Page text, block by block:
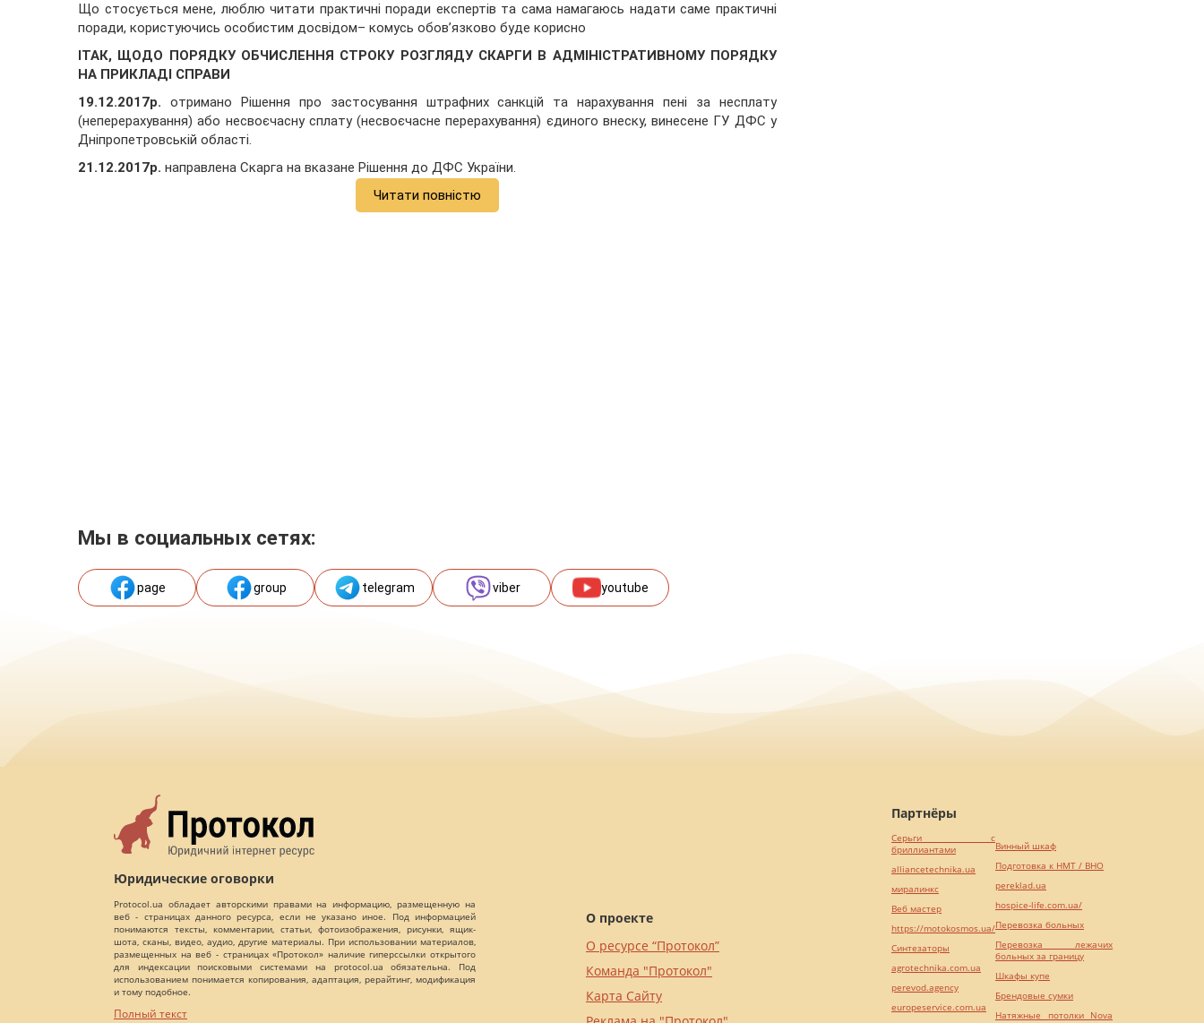
Що стосується мене, люблю читати практичні поради експертів та сама намагаюсь надати саме практичні
поради, користуючись особистим досвідом– комусь обов’язково буде корисно
ІТАК, ЩОДО ПОРЯДКУ ОБЧИСЛЕННЯ СТРОКУ РОЗГЛЯДУ СКАРГИ В АДМІНІСТРАТИВНОМУ ПОРЯДКУ
НА ПРИКЛАДІ СПРАВИ
19.12.2017р. отримано Рішення про застосування штрафних санкцій та нарахування пені за несплату
(неперерахування) або несвоєчасну сплату (несвоєчасне перерахування) єдиного внеску, винесене ГУ ДФС у
Дніпропетровській області.
21.12.2017р. направлена Скарга на вказане Рішення до ДФС України.
Читати повністю
Мы в социальных сетях:
page group telegram viber youtube
Юридические оговорки
Protocol.ua обладает авторскими правами на информацию, размещенную на
веб - страницах данного ресурса, если не указано иное. Под информацией
понимаются тексты, комментарии, статьи, фотоизображения, рисунки, ящик-
шота, сканы, видео, аудио, другие материалы. При использовании материалов,
размещенных на веб - страницах «Протокол» наличие гиперссылки открытого
для индексации поисковыми системами на protocol.ua обязательна. Под
использованием понимается копирования, адаптация, рерайтинг, модификация
и тому подобное.
Полный текст
О проекте
О ресурсе “Протокол”
Команда "Протокол"
Карта Сайту
Партнёры
Серьги с
бриллиантами
alliancetechnika.ua
миралинкс
Веб мастер
https://motokosmos.ua/
Синтезаторы
agrotechnika.com.ua
perevod.agency
europeservice.com.ua
Винный шкаф
Подготовка к НМТ / ВНО
pereklad.ua
hospice-life.com.ua/
Перевозка больных
Перевозка лежачих
больных за границу
Шкафы купе
Брендовые сумки
Натяжные потолки Nova